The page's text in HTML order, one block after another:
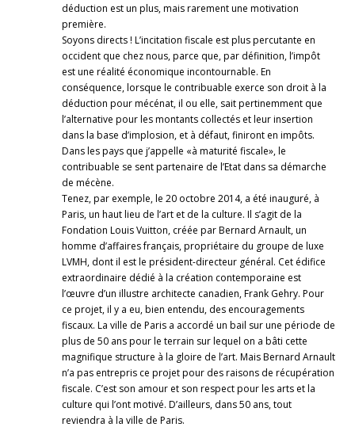
déduction est un plus, mais rarement une motivation
première.
Soyons directs ! L’incitation fiscale est plus percutante en
occident que chez nous, parce que, par définition, l’impôt
est une réalité économique incontournable. En
conséquence, lorsque le contribuable exerce son droit à la
déduction pour mécénat, il ou elle, sait pertinemment que
l’alternative pour les montants collectés et leur insertion
dans la base d’implosion, et à défaut, finiront en impôts.
Dans les pays que j’appelle «à maturité fiscale», le
contribuable se sent partenaire de l’Etat dans sa démarche
de mécène.
Tenez, par exemple, le 20 octobre 2014, a été inauguré, à
Paris, un haut lieu de l’art et de la culture. Il s’agit de la
Fondation Louis Vuitton, créée par Bernard Arnault, un
homme d’affaires français, propriétaire du groupe de luxe
LVMH, dont il est le président-directeur général. Cet édifice
extraordinaire dédié à la création contemporaine est
l’œuvre d’un illustre architecte canadien, Frank Gehry. Pour
ce projet, il y a eu, bien entendu, des encouragements
fiscaux. La ville de Paris a accordé un bail sur une période de
plus de 50 ans pour le terrain sur lequel on a bâti cette
magnifique structure à la gloire de l’art. Mais Bernard Arnault
n’a pas entrepris ce projet pour des raisons de récupération
fiscale. C’est son amour et son respect pour les arts et la
culture qui l’ont motivé. D’ailleurs, dans 50 ans, tout
reviendra à la ville de Paris.